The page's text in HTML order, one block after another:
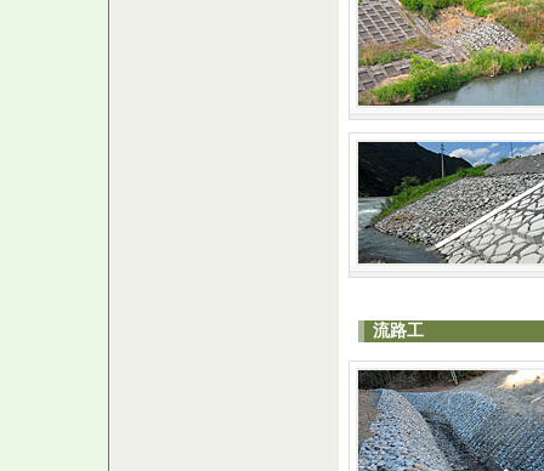
流路工